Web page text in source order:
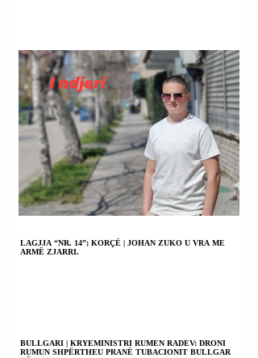
LAGJJA “NR. 14”; KORÇË | JOHAN ZUKO U VRA ME
ARMË ZJARRI.
BULLGARI | KRYEMINISTRI RUMEN RADEV: DRONI
RUMUN SHPËRTHEU PRANË TUBACIONIT BULLGAR